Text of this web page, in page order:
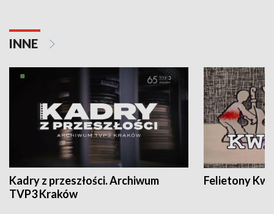
INNE
Kadry z przeszłości. Archiwum
TVP3 Kraków
Felietony